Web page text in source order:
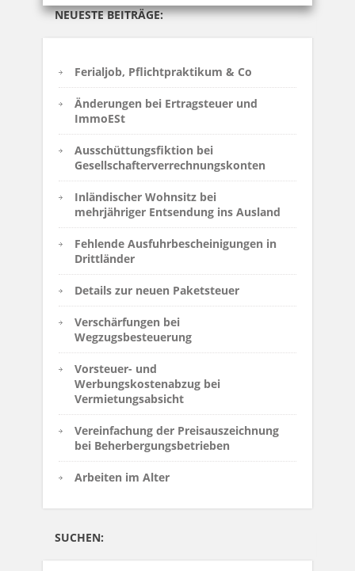
NEUESTE BEITRÄGE:
Ferialjob, Pflichtpraktikum & Co
Änderungen bei Ertragsteuer und
ImmoESt
Ausschüttungsfiktion bei
Gesellschafterverrechnungskonten
Inländischer Wohnsitz bei
mehrjähriger Entsendung ins Ausland
Fehlende Ausfuhrbescheinigungen in
Drittländer
Details zur neuen Paketsteuer
Verschärfungen bei
Wegzugsbesteuerung
Vorsteuer- und
Werbungskostenabzug bei
Vermietungsabsicht
Vereinfachung der Preisauszeichnung
bei Beherbergungsbetrieben
Arbeiten im Alter
SUCHEN: